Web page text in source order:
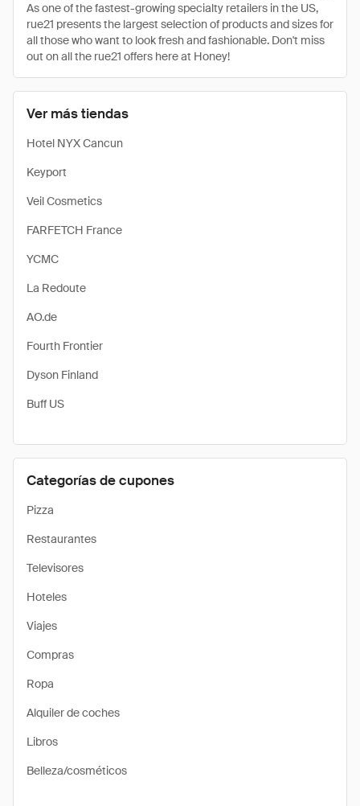
As one of the fastest-growing specialty retailers in the US,
rue21 presents the largest selection of products and sizes for
all those who want to look fresh and fashionable. Don't miss
out on all the rue21 offers here at Honey!
Ver más tiendas
Hotel NYX Cancun
Keyport
Veil Cosmetics
FARFETCH France
YCMC
La Redoute
AO.de
Fourth Frontier
Dyson Finland
Buff US
Categorías de cupones
Pizza
Restaurantes
Televisores
Hoteles
Viajes
Compras
Ropa
Alquiler de coches
Libros
Belleza/cosméticos